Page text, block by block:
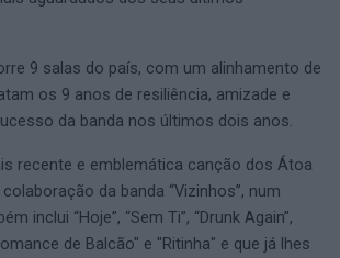
9 salas do país, com um alinhamento de
os 9 anos de resiliência, amizade e
da banda nos últimos dois anos.
recente e emblemática canção dos Átoa
da banda “Vizinhos”, num
inclui “Hoje”, “Sem Ti”, “Drunk Again”,
de Balcão" e "Ritinha" e que já lhes